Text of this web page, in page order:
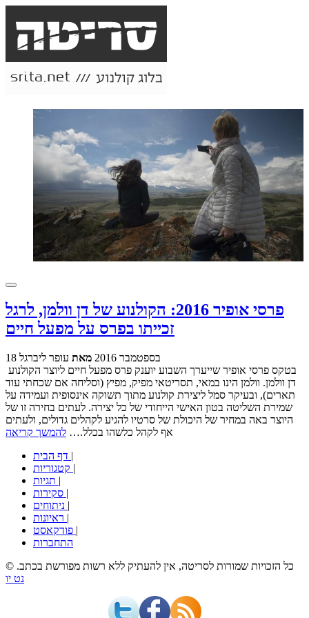
פרסי אופיר 2016: הקולנוע של דן וולמן, לרגל
זכייתו בפרס על מפעל חיים
18 בספטמבר 2016 מאת עופר ליברגל
דן וולמן. וולמן הינו במאי, תסריטאי מפיק, מפיץ (וסליחה אם שכחתי עוד
תארים), ובעיקר סמל ליצירת קולנוע מתוך תשוקה אינסופית ועמידה על
שמירת השליטה בטון האישי הייחודי של כל יצירה. לעתים בחירה זו של
היוצר באה במחיר של היכולת של סרטיו להגיע לקהלים גדולים, ולעתים
אף לקהל כלשהו בכלל.… להמשך קריאה
|
|
|
|
|
|
|
התחברות
© כל הזכויות שמורות לסריטה, אין להעתיק ללא רשות מפורשת בכתב.
נט יו